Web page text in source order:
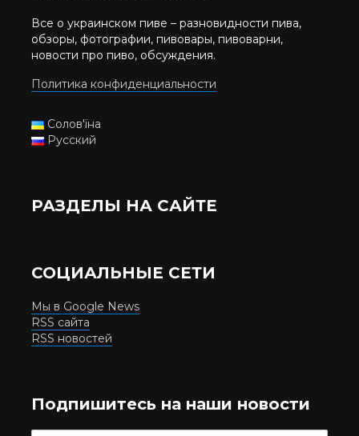
Все о украинском пиве – разновидности пива,
обзоры, фотографии, пивовары, пивоварни,
новости про пиво, обсуждения.
Политика конфиденциальности
Солов'їна
Русский
РАЗДЕЛЫ НА САЙТЕ
СОЦИАЛЬНЫЕ СЕТИ
Мы в Google News
RSS сайта
RSS новостей
Подпишитесь на наши новости